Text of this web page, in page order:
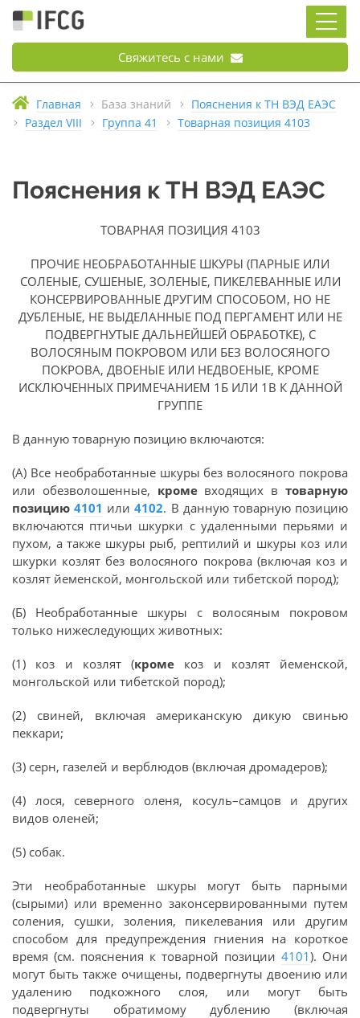
Свяжитесь с нами
Главная База знаний
Пояснения к ТН ВЭД ЕАЭС
Раздел VIII
Группа 41 Товарная позиция 4103
Пояснения к ТН ВЭД ЕАЭС
ТОВАРНАЯ ПОЗИЦИЯ 4103
ПРОЧИЕ НЕОБРАБОТАННЫЕ ШКУРЫ (ПАРНЫЕ ИЛИ
СОЛЕНЫЕ, СУШЕНЫЕ, ЗОЛЕНЫЕ, ПИКЕЛЕВАННЫЕ ИЛИ
КОНСЕРВИРОВАННЫЕ ДРУГИМ СПОСОБОМ, НО НЕ
ДУБЛЕНЫЕ, НЕ ВЫДЕЛАННЫЕ ПОД ПЕРГАМЕНТ ИЛИ НЕ
ПОДВЕРГНУТЫЕ ДАЛЬНЕЙШЕЙ ОБРАБОТКЕ), С
ВОЛОСЯНЫМ ПОКРОВОМ ИЛИ БЕЗ ВОЛОСЯНОГО
ПОКРОВА, ДВОЕНЫЕ ИЛИ НЕДВОЕНЫЕ, КРОМЕ
ИСКЛЮЧЕННЫХ ПРИМЕЧАНИЕМ 1Б ИЛИ 1В К ДАННОЙ
ГРУППЕ
В данную товарную позицию включаются:
(А) Все необработанные шкуры без волосяного покрова
или обезволошенные, кроме входящих втоварную
позицию4101 или4102. В данную товарную позицию
включаются птичьи шкурки с удаленными перьями и
пухом, а также шкуры рыб, рептилий и шкуры коз или
шкурки козлят без волосяного покрова (включая коз и
козлят йеменской, монгольской или тибетской пород);
(Б) Необработанные шкуры с волосяным покровом
только нижеследующих животных:
(1) коз и козлят (кроме коз и козлят йеменской,
монгольской или тибетской пород);
(2) свиней, включая американскую дикую свинью
пеккари;
(3) серн, газелей и верблюдов (включая дромадеров);
(4) лося, северного оленя, косуль–самцов и других
видов оленей;
(5) собак.
Эти необработанные шкуры могут быть парными
(сырыми) или временно законсервированными путем
соления, сушки, золения, пикелевания или другим
способом для предупреждения гниения на короткое
время (см. пояснения к товарной позиции 4101). Они
могут быть также очищены, подвергнуты двоению или
удалению подкожного слоя, или могут быть
подвергнуты обратимому дублению (включая